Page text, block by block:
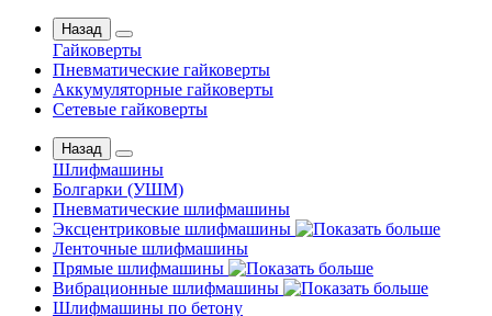
Назад
Гайковерты
Пневматические гайковерты
Аккумуляторные гайковерты
Сетевые гайковерты
Назад
Шлифмашины
Бoлгаpки (УШM)
Пневматические шлифмашины
Эксцентриковые шлифмашины
Ленточные шлифмашины
Прямые шлифмашины
Вибрационные шлифмашины
Шлифмашины по бетону